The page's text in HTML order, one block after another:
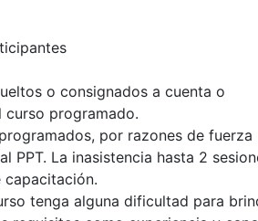
o consignados a cuenta o
programado.
por razones de fuerza
PPT. La inasistencia hasta 2
tenga alguna dificultad para